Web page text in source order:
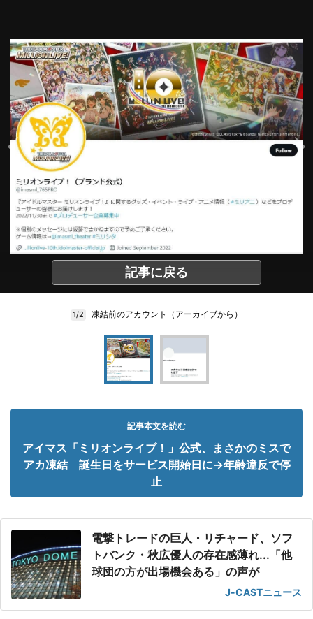
記事に戻る
1/2 凍結前のアカウント（アーカイブから）
記事本文を読む
アイマス「ミリオンライブ！」公式、まさかのミスで
アカ凍結 誕生日をサービス開始日に→年齢違反で停
止
電撃トレードの巨人・リチャード、ソフ
トバンク・秋広優人の存在感薄れ...「他
球団の方が出場機会ある」の声が
J-CASTニュース